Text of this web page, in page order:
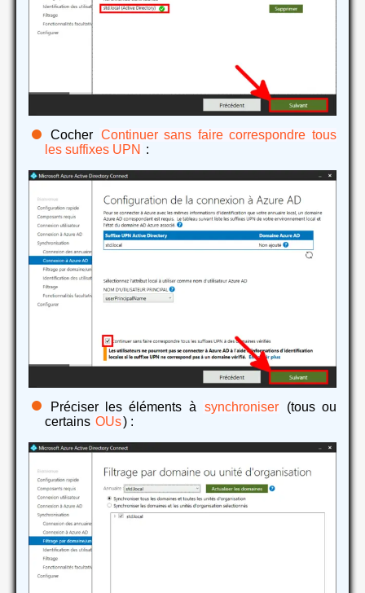
Cocher Continuer sans faire correspondre tous
les suffixes UPN :
Préciser les éléments à synchroniser
(tous ou
certains OUs) :